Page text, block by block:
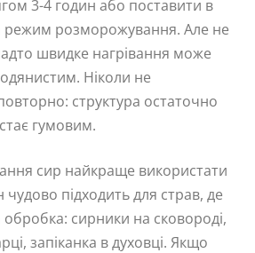
3-4 годин або поставити в
режим розморожування. Але не
швидке нагрівання може
Ніколи не
структура остаточно
гумовим.
сир найкраще використати
підходить для страв, де
обробка: сирники на сковороді,
запіканка в духовці. Якщо